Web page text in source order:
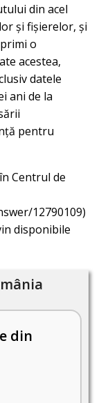
din acel
și fișierelor, și
o
acestea,
datele
ani de la
pentru
Centrul de
12790109)
disponibile
din